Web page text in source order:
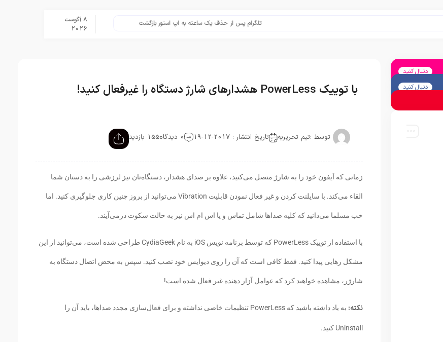
تلگرام پس از حذف یک ساعته به اپ استور بازگشت
8 آگوست
2026
با توییک PowerLess هشدارهای شارژ دستگاه را غیرفعال کنید!
توسط :تیم تحریریه تاریخ انتشار : 2017-12-19 0 دیدگاه 155 بازدید
زمانی که آیفون خود را به شارژ متصل می‌کنید، علاوه بر صدای هشدار، دستگاه‌تان نیز لرزشی را به دستان شما
القاء می‌کند. با سایلنت کردن و غیر فعال نمودن قابلیت Vibration می‌توانید از بروز چنین کاری جلوگیری کنید. اما
خب مسلما می‌دانید که کلیه صداها شامل تماس و یا اس ام اس نیز به حالت سکوت درمی‌آیند.
با استفاده از توییک PowerLess که توسط برنامه نویس iOS به نام CydiaGeek طراحی شده است، می‌توانید از این
مشکل رهایی پیدا کنید. فقط کافی است که آن را روی دیوایس خود نصب کنید. سپس به محض اتصال دستگاه به
شارژر، مشاهده خواهید کرد که عوامل آزار دهنده غیر فعال شده است!
نکته: به یاد داشته باشید که PowerLess تنظیمات خاصی نداشته و برای فعال‌سازی مجدد صداها، باید آن را
Uninstall کنید.
دنبال کنید
دنبال کنید